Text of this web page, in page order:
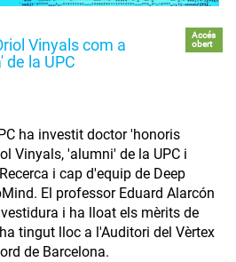
Vinyals com a
la UPC
Accés
obert
ha investit doctor 'honoris
Vinyals, 'alumni' de la UPC i
i cap d'equip de Deep
El professor Eduard Alarcón
i ha lloat els mèrits de
tingut lloc a l'Auditori del Vèrtex
de Barcelona.